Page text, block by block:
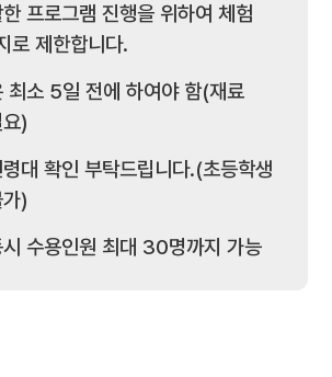
프로그램 진행을 위하여 체험
로 제한합니다.
최소 5일 전에 하여야 함(재료
)
대 확인 부탁드립니다.(초등학생
)
수용인원 최대 30명까지 가능